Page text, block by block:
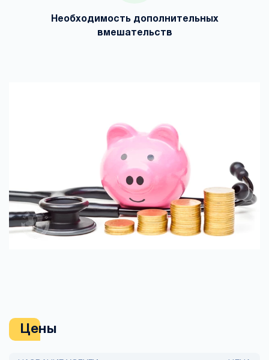
Необходимость дополнительных
вмешательств
Цены